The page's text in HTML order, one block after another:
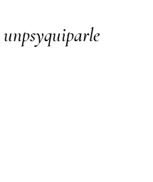
unpsyquiparle